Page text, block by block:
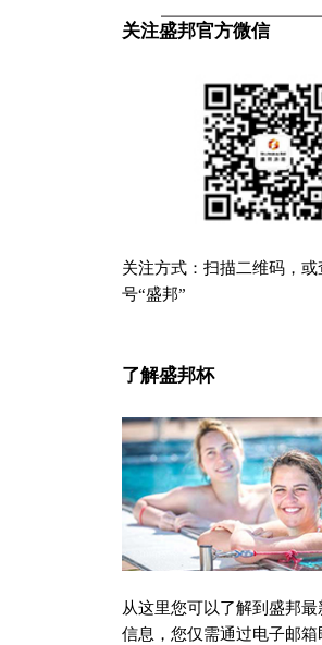
关注盛邦官方微信
关注方式：扫描二维码，
号“盛邦”
了解盛邦杯
从这里您可以了解到盛邦
信息，您仅需通过电子邮箱